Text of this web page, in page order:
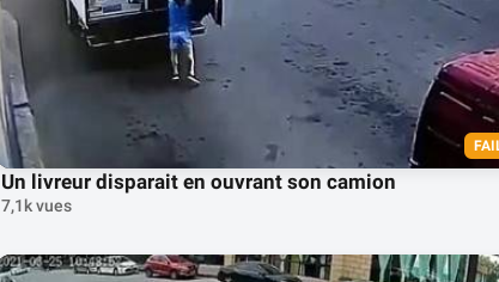
Un livreur disparait en ouvrant son camion
7,1k vues